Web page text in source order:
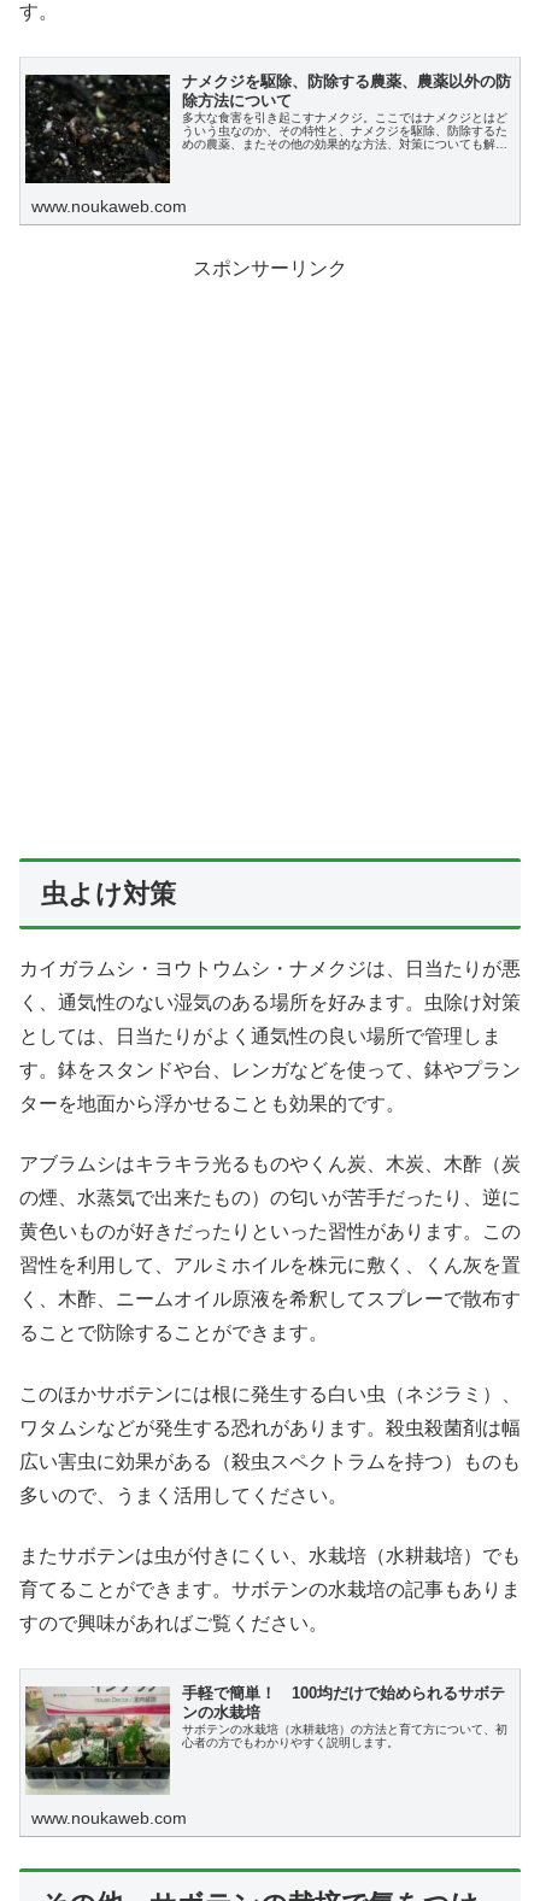
す。
ナメクジを駆除、防除する農薬、農薬以外の防
除方法について
多大な食害を引き起こすナメクジ。ここではナメクジとはど
ういう虫なのか、その特性と、ナメクジを駆除、防除するた
めの農薬、またその他の効果的な方法、対策についても解説
www.noukaweb.com
スポンサーリンク
虫よけ対策
カイガラムシ・ヨウトウムシ・ナメクジは、日当たりが悪
く、通気性のない湿気のある場所を好みます。虫除け対策
としては、日当たりがよく通気性の良い場所で管理しま
す。鉢をスタンドや台、レンガなどを使って、鉢やプラン
ターを地面から浮かせることも効果的です。
アブラムシはキラキラ光るものやくん炭、木炭、木酢（炭
の煙、水蒸気で出来たもの）の匂いが苦手だったり、逆に
黄色いものが好きだったりといった習性があります。この
習性を利用して、アルミホイルを株元に敷く、くん灰を置
く、木酢、ニームオイル原液を希釈してスプレーで散布す
ることで防除することができます。
このほかサボテンには根に発生する白い虫（ネジラミ）、
ワタムシなどが発生する恐れがあります。殺虫殺菌剤は幅
広い害虫に効果がある（殺虫スペクトラムを持つ）ものも
多いので、うまく活用してください。
またサボテンは虫が付きにくい、水栽培（水耕栽培）でも
育てることができます。サボテンの水栽培の記事もありま
すので興味があればご覧ください。
手軽で簡単！ 100均だけで始められるサボテ
ンの水栽培
サボテンの水栽培（水耕栽培）の方法と育て方について、初
心者の方でもわかりやすく説明します。
www.noukaweb.com